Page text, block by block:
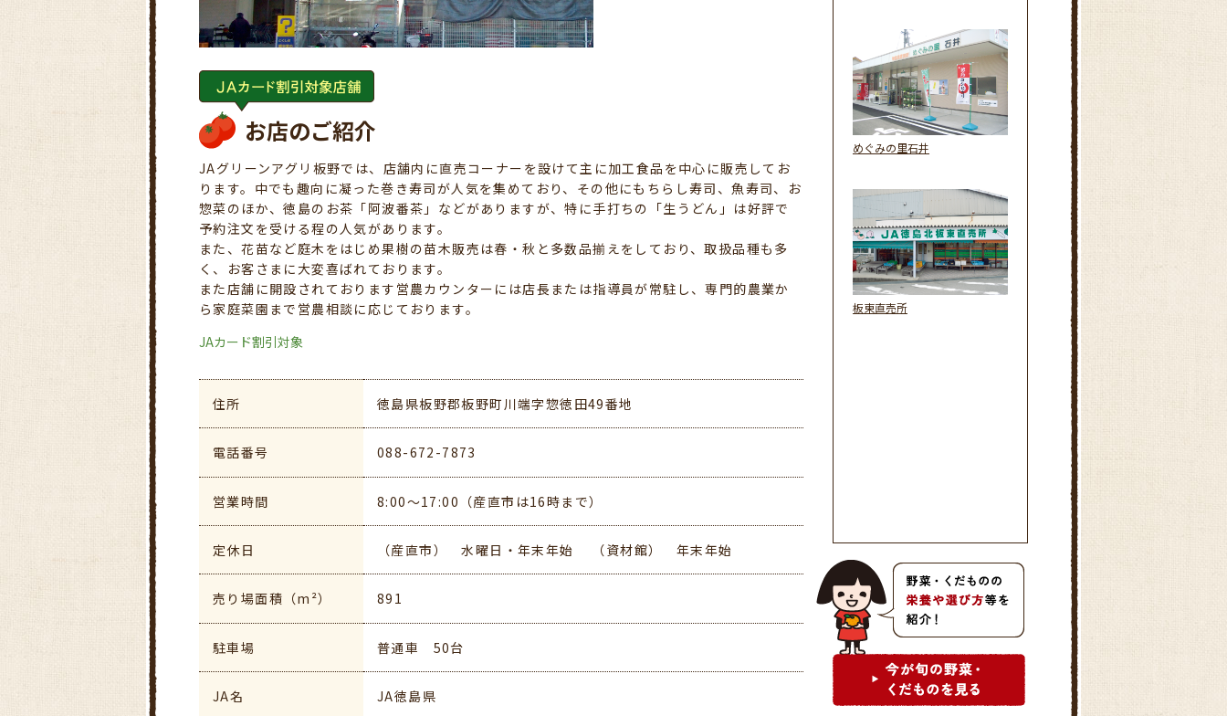
お店のご紹介
JAグリーンアグリ板野では、店舗内に直売コーナーを設けて主に加工食品を中心に販売してお
ります。中でも趣向に凝った巻き寿司が人気を集めており、その他にもちらし寿司、魚寿司、お
惣菜のほか、徳島のお茶「阿波番茶」などがありますが、特に手打ちの「生うどん」は好評で
予約注文を受ける程の人気があります。
また、花苗など庭木をはじめ果樹の苗木販売は春・秋と多数品揃えをしており、取扱品種も多
く、お客さまに大変喜ばれております。
また店舗に開設されております営農カウンターには店長または指導員が常駐し、専門的農業か
ら家庭菜園まで営農相談に応じております。
JAカード割引対象
住所 徳島県板野郡板野町川端字惣徳田49番地
電話番号 088-672-7873
営業時間 8:00～17:00（産直市は16時まで）
定休日 （産直市） 水曜日・年末年始 （資材館） 年末年始
売り場面積（m²） 891
駐車場 普通車 50台
JA名 JA徳島県
めぐみの里石井
板東直売所